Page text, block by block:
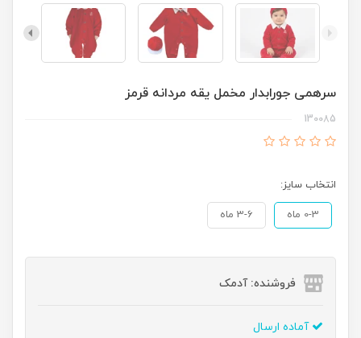
سرهمی جورابدار مخمل یقه مردانه قرمز
130085
انتخاب سایز:
0-3 ماه 3-6 ماه
فروشنده: آدمک
آماده ارسال